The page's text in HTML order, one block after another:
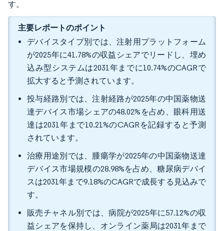
す。
主要レポートのポイント
デバイスタイプ別では、注射用プラットフォーム
が2025年に41.78%の収益シェアでリードし、埋め
込み型システムは2031年までに10.74%のCAGRで
拡大すると予測されています。
投与経路別では、注射経路が2025年の中国薬物送
達デバイス市場シェアの48.02%を占め、眼科用送
達は2031年まで10.21%のCAGRを記録すると予測
されています。
治療用途別では、腫瘍学が2025年の中国薬物送達
デバイス市場規模の28.98%を占め、糖尿病デバイ
スは2031年まで9.18%のCAGRで成長する見込みで
す。
販売チャネル別では、病院が2025年に57.12%の収
益シェアを保持し、オンライン薬局は2031年まで